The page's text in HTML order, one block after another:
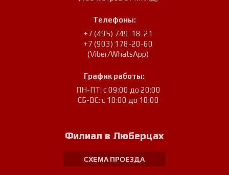
Телефоны:
+7 (495) 749-18-21
+7 (903) 178-20-60
(Viber/WhatsApp)
График работы:
ПН-ПТ: с 09:00 до 20:00
СБ-ВС: с 10:00 до 18:00
Филиал в Люберцах
СХЕМА ПРОЕЗДА